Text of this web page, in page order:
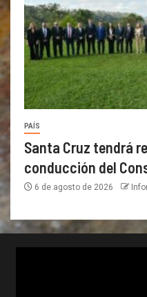
PAÍS
Santa Cruz tendrá
conducción del
6 de agosto de 2026